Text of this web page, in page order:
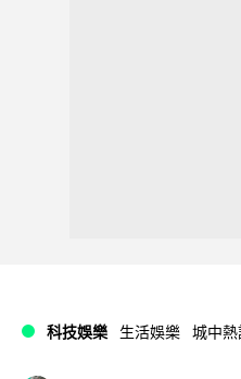
科技娛樂 生活娛樂 城中